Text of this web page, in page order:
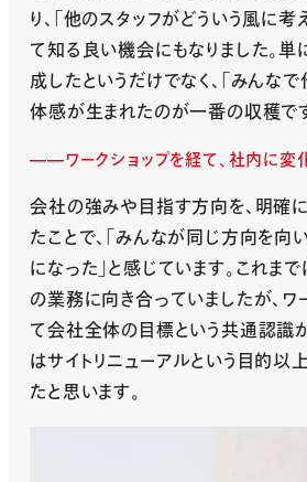
り、「他のスタッフがどういう風に
て知る良い機会にもなりました。
成したというだけでなく、「みんなで
体感が生まれたのが一番の収穫で
ワークショップを経て、社内に変
会社の強みや目指す方向を、明確
たことで、「みんなが同じ方向を向
になった」と感じています。これま
の業務に向き合っていましたが、ワ
て会社全体の目標という共通認識
はサイトリニューアルという目的以
たと思います。